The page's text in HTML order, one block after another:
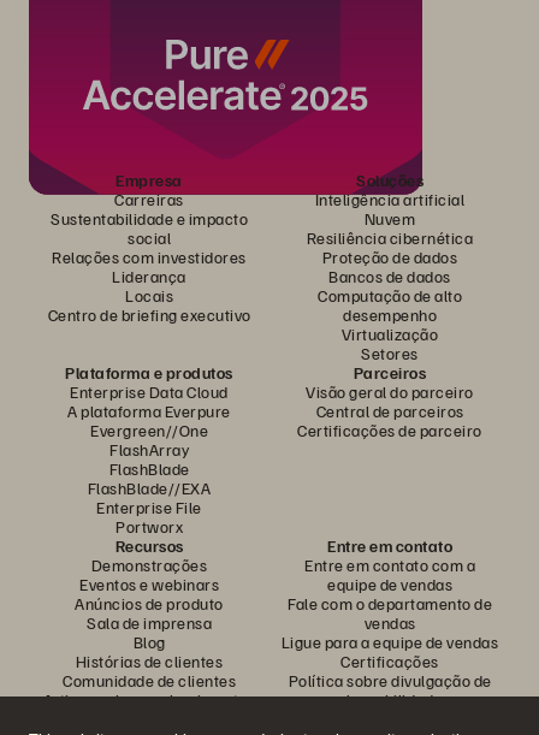
Empresa
Carreiras
Sustentabilidade e impacto
social
Relações com investidores
Liderança
Locais
Centro de briefing executivo
Soluções
Inteligência artificial
Nuvem
Resiliência cibernética
Proteção de dados
Bancos de dados
Computação de alto
desempenho
Virtualização
Setores
Plataforma e produtos
Enterprise Data Cloud
A plataforma Everpure
Evergreen//One
FlashArray
FlashBlade
FlashBlade//EXA
Enterprise File
Portworx
Parceiros
Visão geral do parceiro
Central de parceiros
Certificações de parceiro
Recursos
Demonstrações
Eventos e webinars
Anúncios de produto
Sala de imprensa
Blog
Histórias de clientes
Comunidade de clientes
Artigos sobre conhecimentos
Entre em contato
Entre em contato com a
equipe de vendas
Fale com o departamento de
vendas
Ligue para a equipe de vendas
Certificações
Política sobre divulgação de
vulnerabilidades